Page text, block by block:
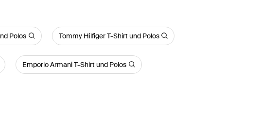
Polos Tommy Hilfiger T-Shirt und Polos
Emporio Armani T-Shirt und Polos